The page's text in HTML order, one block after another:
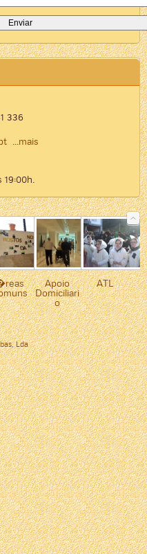
336
...mais
Apoio
Domiciliari
o
ATL
Lda